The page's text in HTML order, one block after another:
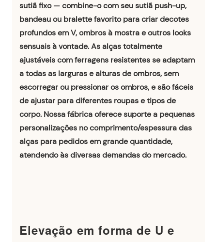
sutiã fixo — combine-o com seu sutiã push-up,
bandeau ou bralette favorito para criar decotes
profundos em V, ombros à mostra e outros looks
sensuais à vontade. As alças totalmente
ajustáveis ​​com ferragens resistentes se adaptam
a todas as larguras e alturas de ombros, sem
escorregar ou pressionar os ombros, e são fáceis
de ajustar para diferentes roupas e tipos de
corpo. Nossa fábrica oferece suporte a pequenas
personalizações no comprimento/espessura das
alças para pedidos em grande quantidade,
atendendo às diversas demandas do mercado.
Elevação em forma de U e